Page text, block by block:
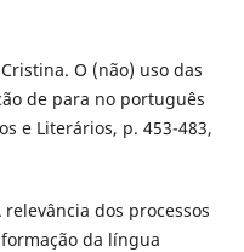
Cristina. O (não) uso das
de para no português
e Literários, p. 453-483,
relevância dos processos
da língua